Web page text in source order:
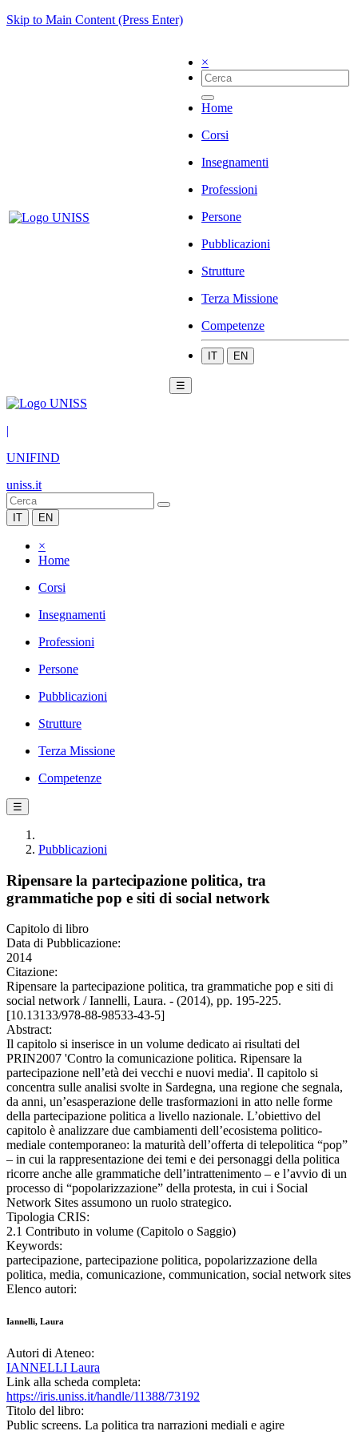
Skip to Main Content (Press Enter)
×
Home
Corsi
Insegnamenti
Professioni
Persone
Pubblicazioni
Strutture
Terza Missione
Competenze
IT EN
☰
|
UNIFIND
uniss.it
IT EN
×
Home
Corsi
Insegnamenti
Professioni
Persone
Pubblicazioni
Strutture
Terza Missione
Competenze
☰
Pubblicazioni
Ripensare la partecipazione politica, tra
grammatiche pop e siti di social network
Capitolo di libro
Data di Pubblicazione:
2014
Citazione:
Ripensare la partecipazione politica, tra grammatiche pop e siti di
social network / Iannelli, Laura. - (2014), pp. 195-225.
[10.13133/978-88-98533-43-5]
Abstract:
Il capitolo si inserisce in un volume dedicato ai risultati del
PRIN2007 'Contro la comunicazione politica. Ripensare la
partecipazione nell’età dei vecchi e nuovi media'. Il capitolo si
concentra sulle analisi svolte in Sardegna, una regione che segnala,
da anni, un’esasperazione delle trasformazioni in atto nelle forme
della partecipazione politica a livello nazionale. L’obiettivo del
capitolo è analizzare due cambiamenti dell’ecosistema politico-
mediale contemporaneo: la maturità dell’offerta di telepolitica “pop”
– in cui la rappresentazione dei temi e dei personaggi della politica
ricorre anche alle grammatiche dell’intrattenimento – e l’avvio di un
processo di “popolarizzazione” della protesta, in cui i Social
Network Sites assumono un ruolo strategico.
Tipologia CRIS:
2.1 Contributo in volume (Capitolo o Saggio)
Keywords:
partecipazione, partecipazione politica, popolarizzazione della
politica, media, comunicazione, communication, social network sites
Elenco autori:
Iannelli, Laura
Autori di Ateneo:
IANNELLI Laura
Link alla scheda completa:
https://iris.uniss.it/handle/11388/73192
Titolo del libro:
Public screens. La politica tra narrazioni mediali e agire